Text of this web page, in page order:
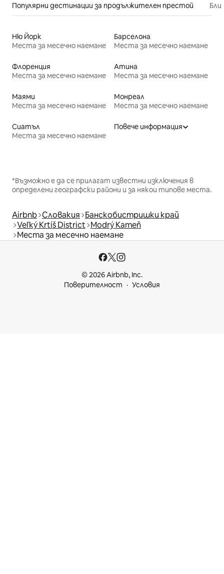
Популярни дестинации за продължителен престой
Ню Йорк
Места за месечно наемане
Барселона
Места за месечно наемане
Флоренция
Места за месечно наемане
Атина
Места за месечно наемане
Маями
Места за месечно наемане
Монреал
Места за месечно наемане
Сиатъл
Места за месечно наемане
Повече информация
*Възможно е да се прилагат известни изключения в
определени географски райони и за някои типове места.
Airbnb Словакия Банскобистришки край
Veľký Krtíš District Modrý Kameň
Места за месечно наемане
© 2026 Airbnb, Inc.
Поверителност
Условия